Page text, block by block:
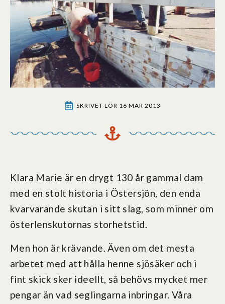
SKRIVET LÖR 16 MAR 2013
Klara Marie är en drygt 130 år gammal dam
med en stolt historia i Östersjön, den enda
kvarvarande skutan i sitt slag, som minner om
österlenskutornas storhetstid.
Men hon är krävande. Även om det mesta
arbetet med att hålla henne sjösäker och i
fint skick sker ideellt, så behövs mycket mer
pengar än vad seglingarna inbringar. Våra